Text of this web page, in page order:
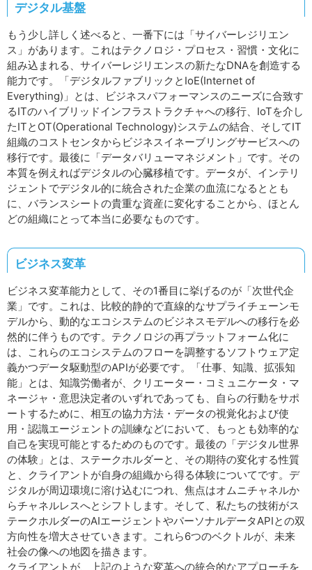
デジタル基盤
もう少し詳しく述べると、一番下には「サイバーレジリエン
ス」があります。これはテクノロジ・プロセス・習慣・文化に
組み込まれる、サイバーレジリエンスの新たなDNAを創造する
能力です。「デジタルファブリックとIoE(Internet of
Everything)」とは、ビジネスパフォーマンスのニーズに合致す
るITのハイブリッドインフラストラクチャへの移行、IoTを介し
たITとOT(Operational Technology)システムの結合、そしてIT
組織のコストセンタからビジネスイネーブリングサービスへの
移行です。最後に「データバリューマネジメント」です。その
本質を例えればデジタルの心臓移植です。データが、インテリ
ジェントでデジタル的に統合された企業の血流になるととも
に、バランスシートの貴重な資産に変化することから、ほとん
どの組織にとって本当に必要なものです。
ビジネス変革
ビジネス変革能力として、その1番目に挙げるのが「次世代企
業」です。これは、比較的静的で直線的なサプライチェーンモ
デルから、動的なエコシステムのビジネスモデルへの移行を必
然的に伴うものです。テクノロジの再プラットフォーム化に
は、これらのエコシステムのフローを調整するソフトウェア定
義かつデータ駆動型のAPIが必要です。「仕事、知識、拡張知
能」とは、知識労働者が、クリエーター・コミュニケータ・マ
ネージャ・意思決定者のいずれであっても、自らの行動をサポ
ートするために、相互の協力方法・データの視覚化および使
用・認識エージェントの訓練などにおいて、もっとも効率的な
自己を実現可能とするためのものです。最後の「デジタル世界
の体験」とは、ステークホルダーと、その期待の変化する性質
と、クライアントが自身の組織から得る体験についてです。デ
ジタルが周辺環境に溶け込むにつれ、焦点はオムニチャネルか
らチャネルレスへとシフトします。そして、私たちの技術がス
テークホルダーのAIエージェントやパーソナルデータAPIとの双
方向性を増大させていきます。これら6つのベクトルが、未来
社会の像への地図を描きます。
クライアントが、上記のような変革への統合的なアプローチを